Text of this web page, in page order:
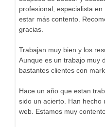
profesional, especialista
estar más contento.
gracias.
Trabajan muy bien y los
Aunque es un trabajo muy
bastantes clientes con
Hace un año que estan
sido un acierto. Han hecho
web. Estamos muy